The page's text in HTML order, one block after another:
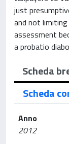
just
and not
assessment
a probatio
Scheda
Scheda
Anno
2012